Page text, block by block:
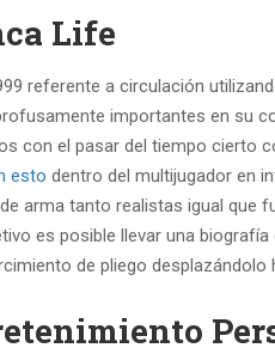
Life
referente a circulación
importantes en su
con el pasar del tiempo cierto
esto dentro del multijugador en
arma tanto realistas igual que
es posible llevar una
de pliego